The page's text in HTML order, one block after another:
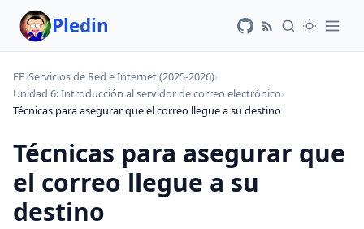
Pledin
FP›Servicios de Red e Internet (2025-2026)›
Unidad 6: Introducción al servidor de correo electrónico›
Técnicas para asegurar que el correo llegue a su destino
Técnicas para asegurar que
el correo llegue a su
destino